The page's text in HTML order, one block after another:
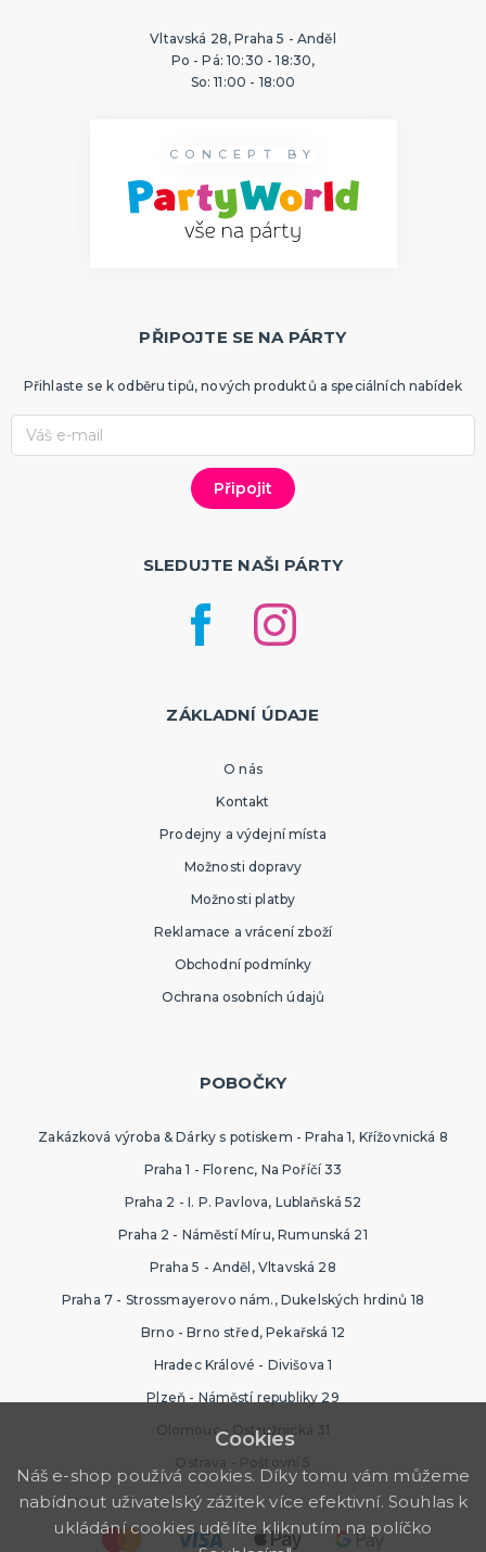
Vltavská 28, Praha 5 - Anděl
Po - Pá: 10:30 - 18:30,
So: 11:00 - 18:00
CONCEPT BY
PŘIPOJTE SE NA PÁRTY
Přihlaste se k odběru tipů, nových produktů a speciálních nabídek
SLEDUJTE NAŠI PÁRTY
ZÁKLADNÍ ÚDAJE
O nás
Kontakt
Prodejny a výdejní místa
Možnosti dopravy
Možnosti platby
Reklamace a vrácení zboží
Obchodní podmínky
Ochrana osobních údajů
POBOČKY
Zakázková výroba & Dárky s potiskem - Praha 1, Křížovnická 8
Praha 1 - Florenc, Na Poříčí 33
Praha 2 - I. P. Pavlova, Lublaňská 52
Praha 2 - Náměstí Míru, Rumunská 21
Praha 5 - Anděl, Vltavská 28
Praha 7 - Strossmayerovo nám., Dukelských hrdinů 18
Brno - Brno střed, Pekařská 12
Hradec Králové - Divišova 1
Plzeň - Náměstí republiky 29
Olomouc - Ostružnická 31
Ostrava - Poštovní 5
Cookies
Náš e-shop používá cookies. Díky tomu vám můžeme
nabídnout uživatelský zážitek více efektivní. Souhlas k
ukládání cookies udělíte kliknutím na políčko